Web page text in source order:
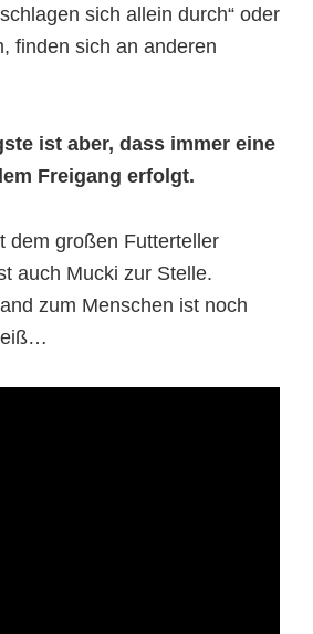
sich allein durch“ oder
finden sich an anderen
ist aber, dass immer eine
Freigang erfolgt.
dem großen Futterteller
auch Mucki zur Stelle.
zum Menschen ist noch